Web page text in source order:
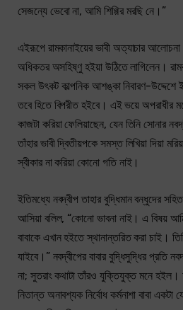
সেজন্যে ভেবো না, আমি শিগ্গির মরছি নে।”
এইরূপে রামকানাইয়ের ভাবী অত্যাচার
অধিকতর অসহিষ্ণু হইয়া উঠিতে লাগিলেন।
সকল উৎকট কাল্পনিক আশঙ্কা নিবারণ-উদ্দেশে
তবে হিতে বিপরীত হইবে। এই ভয়ে অপরাধীর
কাজটা করিয়া ফেলিয়াছেন, যেন তিনি সোনার
তাঁহার ভাবী দ্বিতীয়পকে সমস্ত লিখিয়া দিয়া
স্বীকার না করিয়া কোনো গতি নাই।
ইতিমধ্যে নবদ্বীপ তাহার বুদ্ধিমান বন্ধুদের
আসিয়া বলিল, “কোনো ভাবনা নাই। এ বিষয়
বাবাকে এখান হইতে স্থানান্তরিত করা চাই।
যাইবে।” নবদ্বীপের বাবার বুদ্ধিসুদ্ধির প্রতি
না; সুতরাং কথাটা তাঁরও যুক্তিযুক্ত মনে হইল।
নিতান্ত অনাবশ্যক নির্বোধ কর্মনাশা বাবা